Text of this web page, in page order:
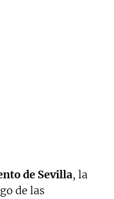
de Sevilla, la
de las